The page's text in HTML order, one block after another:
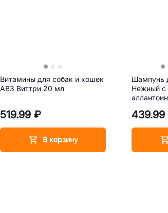
Витамины для собак и кошек
АВЗ Виттри 20 мл
519.99 ₽
В корзину
Шампунь
Нежный с
439.99